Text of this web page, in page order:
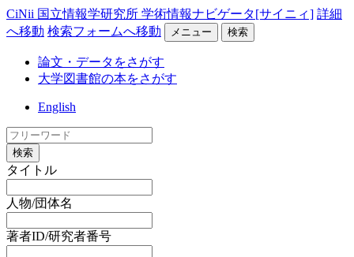
CiNii 国立情報学研究所 学術情報ナビゲータ[サイニィ] 詳細
へ移動 検索フォームへ移動 メニュー 検索
論文・データをさがす
大学図書館の本をさがす
English
検索
タイトル
人物/団体名
著者ID/研究者番号